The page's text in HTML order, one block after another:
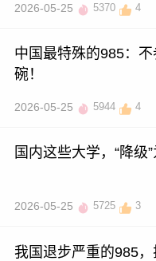
2026-05-25 5370 4
中国最特殊的985：
碗！
2026-05-25 5944 4
国内这些大学，“降级”
2026-05-25 5725 3
我国退步严重的985